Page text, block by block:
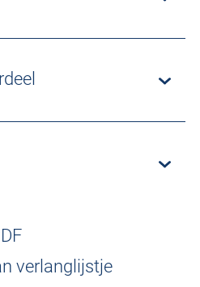
verlanglijstje